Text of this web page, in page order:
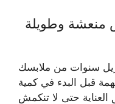
منعشة وطويلة
سنوات من ملابسك
قبل البدء في كمية
حتى لا تنكمش